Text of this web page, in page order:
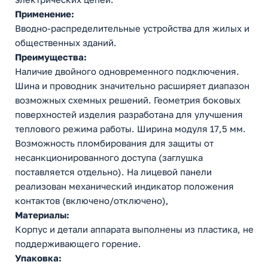
Применение:
Вводно-распределительные устройства для жилых и
общественных зданий.
Преимущества:
Наличие двойного одновременного подключения.
Шина и проводник значительно расширяет диапазон
возможных схемных решений. Геометрия боковых
поверхностей изделия разработана для улучшения
теплового режима работы. Ширина модуля 17,5 мм.
Возможность пломбирования для защиты от
несанкционированного доступа (заглушка
поставляется отдельно). На лицевой панели
реализован механический индикатор положения
контактов (включено/отключено),
Материалы:
Корпус и детали аппарата выполнены из пластика, не
поддерживающего горение.
Упаковка: